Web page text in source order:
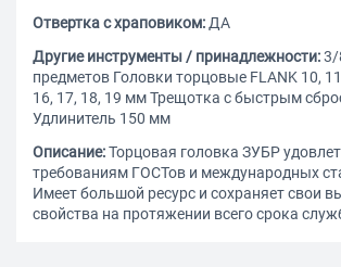
Отвертка с храповиком:ДА
Другие инструменты / принадлежности:3/
предметов Головки торцовые FLANK 10,
16, 17, 18, 19 мм Трещотка с быстрым
Удлинитель 150 мм
Описание:Торцовая головка ЗУБР
требованиям ГОСТов и международных
Имеет большой ресурс и сохраняет свои
свойства на протяжении всего срока